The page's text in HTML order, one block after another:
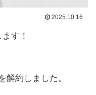
2025.10.16
す！
解約しました。